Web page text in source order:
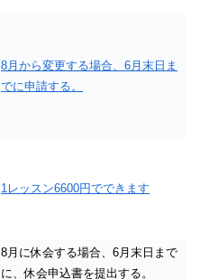
8月から変更する場合、6月末日ま
でに申請する。
1レッスン6600円でできます
8月に休会する場合、6月末日まで
に、休会申込書を提出する。